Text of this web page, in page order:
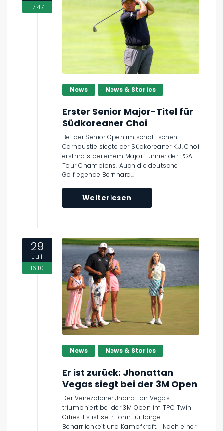
17:47
News News & Stories
Erster Senior Major-Titel für
Südkoreaner Choi
Bei der Senior Open im schottischen
Carnoustie siegte der Südkoreaner K.J. Choi
erstmals bei einem Major Turnier der PGA
Tour Champions. Auch die deutsche
Golflegende Bernhard...
Weiterlesen
29
Juli
16:10
News News & Stories
Er ist zurück: Jhonattan
Vegas siegt bei der 3M Open
Der Venezolaner Jhonattan Vegas
triumphiert bei der 3M Open im TPC Twin
Cities. Es ist sein Lohn für lange
Beharrlichkeit und Kampfkraft. Nach einer